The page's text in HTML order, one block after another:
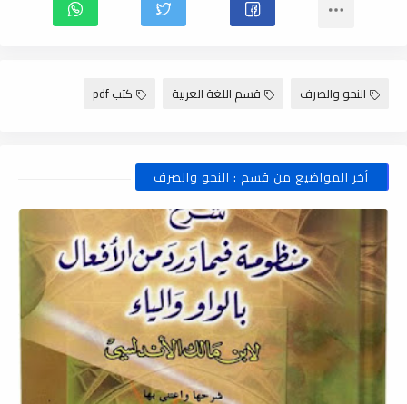
النحو والصرف قسم اللغة العربية كتب pdf
أخر المواضيع من قسم : النحو والصرف